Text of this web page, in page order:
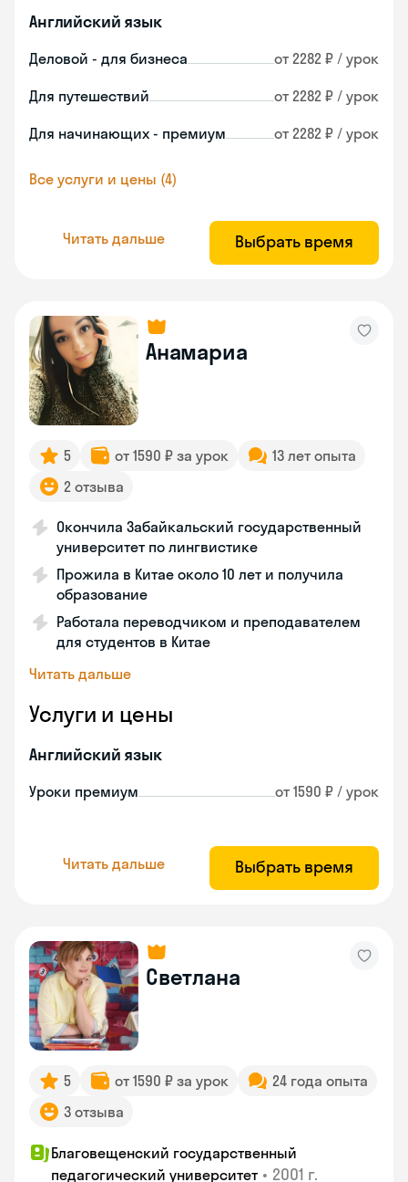
Английский язык
Деловой - для бизнеса от 2282 ₽ / урок
Для путешествий от 2282 ₽ / урок
Для начинающих - премиум от 2282 ₽ / урок
Все услуги и цены (4)
Читать дальше Выбрать время
Анамариа
5 от 1590 ₽ за урок
13 лет опыта
2 отзыва
Окончила Забайкальский государственный
университет по лингвистике
Прожила в Китае около 10 лет и получила
образование
Работала переводчиком и преподавателем
для студентов в Китае
Читать дальше
Услуги и цены
Английский язык
Уроки премиум от 1590 ₽ / урок
Читать дальше Выбрать время
Светлана
5 от 1590 ₽ за урок
24 года опыта
3 отзыва
Благовещенский государственный
педагогический университет • 2001 г.